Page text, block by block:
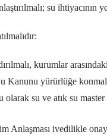
su
kurumlar
Kanunu yürürlüğe
su ve atık su
ivedilikle